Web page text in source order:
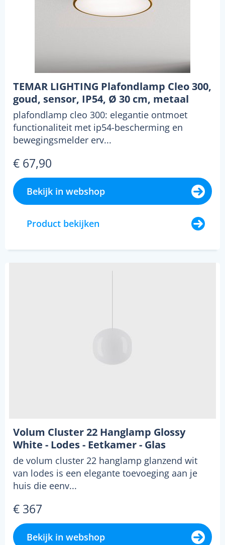
TEMAR LIGHTING Plafondlamp Cleo 300,
goud, sensor, IP54, Ø 30 cm, metaal
plafondlamp cleo 300: elegantie ontmoet
functionaliteit met ip54-bescherming en
bewegingsmelder erv...
€ 67,90
Bekijk in webshop
Product bekijken
Volum Cluster 22 Hanglamp Glossy
White - Lodes - Eetkamer - Glas
de volum cluster 22 hanglamp glanzend wit
van lodes is een elegante toevoeging aan je
huis die eenv...
€ 367
Bekijk in webshop